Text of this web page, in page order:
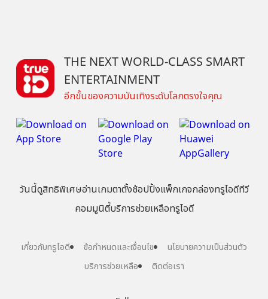
THE NEXT WORLD-CLASS SMART
ENTERTAINMENT
อีกขั้นของความบันเทิงระดับโลกตรงใจคุณ
วันนี้ดูสิทธิพิเศษอ่านเกมตาตั้งช้อปปิ้งแพ็กเกจกล่องทรูไอดีทีวี
คอมมูนิตี้บริการช่วยเหลือทรูไอดี
เกี่ยวกับทรูไอดี ข้อกำหนดและเงื่อนไข
นโยบายความเป็นส่วนตัว
บริการช่วยเหลือ
ติดต่อเรา